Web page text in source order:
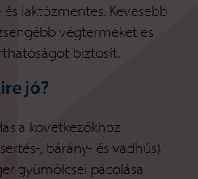
laktózmentes. Kevesebb
végterméket és
biztosít.
jó?
a következőkhöz
, bárány- és vadhús),
gyümölcsei pácolása